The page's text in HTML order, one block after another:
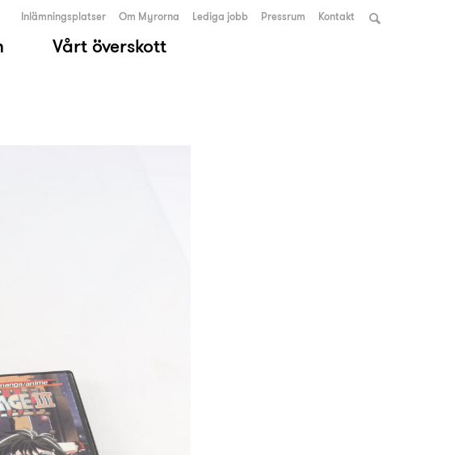
Vårt överskott
Inlämningsplatser Om Myrorna Lediga jobb Pressrum Kontakt